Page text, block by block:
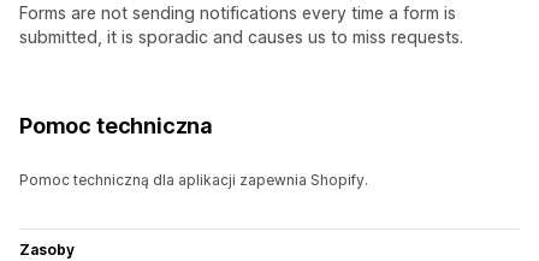
Forms are not sending notifications every time a form is
submitted, it is sporadic and causes us to miss requests.
Pomoc techniczna
Pomoc techniczną dla aplikacji zapewnia Shopify.
Zasoby